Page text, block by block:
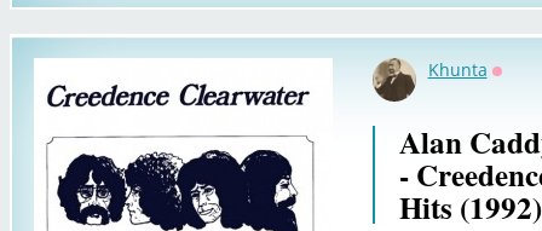
Khunta
Alan
-
Hits (1992)